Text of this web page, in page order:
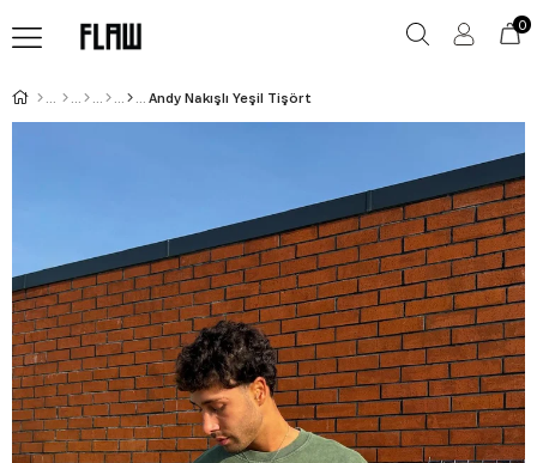
0
Andy Nakışlı Yeşil Tişört